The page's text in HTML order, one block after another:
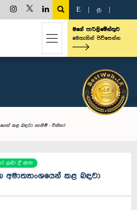
E த
මගේ පාර්ලිමේන්තුව
මෙතැනින් පිවිසෙන්න
කළ බඳවා ගැනීම් : විස්තර
ලබා දී ඇත
අමාත්‍යාංශයෙන් කළ බඳවා